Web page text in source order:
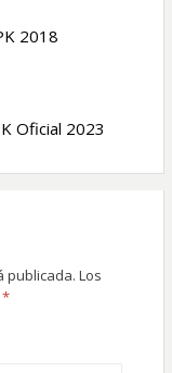
2018
Oficial 2023
publicada. Los
*